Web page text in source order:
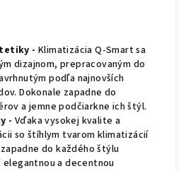
- Klimatizácia Q-Smart sa
dizajnom, prepracovaným do
podľa najnovších
Dokonale zapadne do
a jemne podčiarkne ich štýl.
- Vďaka vysokej kvalite a
so štíhlym tvarom klimatizácií
do každého štýlu
a decentnou